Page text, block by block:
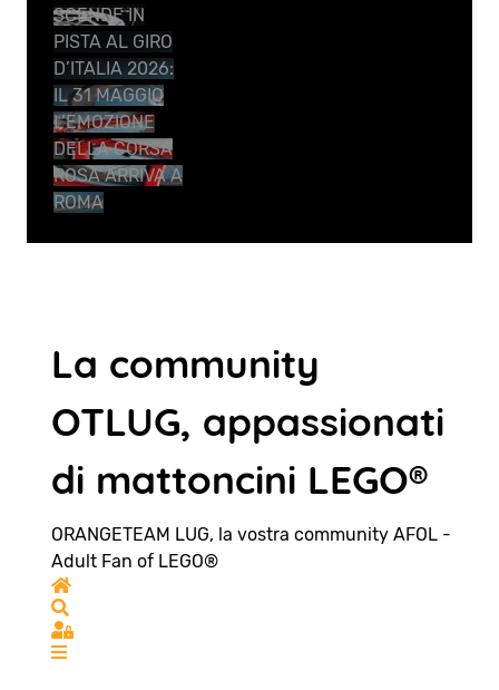
SCENDE IN
PISTA AL GIRO
D’ITALIA 2026:
IL 31 MAGGIO
L’EMOZIONE
DELLA CORSA
ROSA ARRIVA A
ROMA
La community
OTLUG, appassionati
di mattoncini LEGO®
ORANGETEAM LUG, la vostra community AFOL -
Adult Fan of LEGO®
Home
Sign In